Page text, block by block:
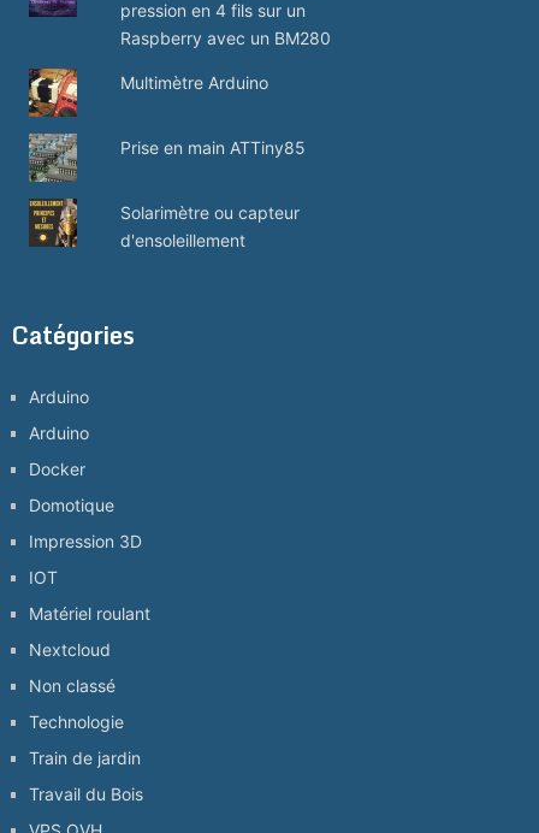
pression en 4 fils sur un
Raspberry avec un BM280
Multimètre Arduino
Prise en main ATTiny85
Solarimètre ou capteur
d'ensoleillement
Catégories
Arduino
Arduino
Docker
Domotique
Impression 3D
IOT
Matériel roulant
Nextcloud
Non classé
Technologie
Train de jardin
Travail du Bois